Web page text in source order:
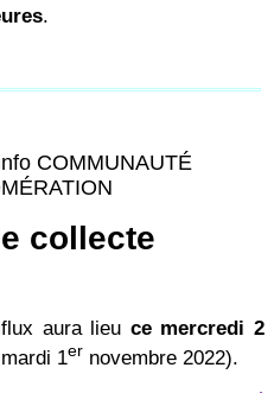
.
COMMUNAUTÉ
collecte
aura lieu ce mercredi 2
1er novembre 2022).